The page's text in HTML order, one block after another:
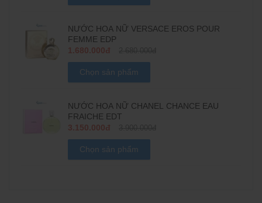
NƯỚC HOA NỮ VERSACE EROS POUR
FEMME EDP
1.680.000đ
Chọn sản phẩm
NƯỚC HOA NỮ CHANEL CHANCE EAU
FRAICHE EDT
3.150.000đ
Chọn sản phẩm